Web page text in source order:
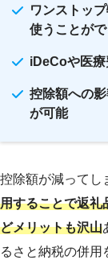
ワンストッ
使うことが
iDeCoや医
控除額への
が可能
控除額が減ってし
用することで返礼
どメリットも沢山
るさと納税の併用